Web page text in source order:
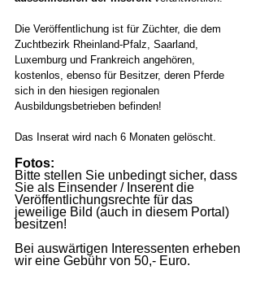
Die Veröffentlichung ist für Züchter, die dem
Zuchtbezirk Rheinland-Pfalz, Saarland,
Luxemburg und Frankreich angehören,
kostenlos, ebenso für Besitzer, deren Pferde
sich in den hiesigen regionalen
Ausbildungsbetrieben befinden!
Das Inserat wird nach 6 Monaten gelöscht.
Fotos:
Bitte stellen Sie unbedingt sicher, dass
Sie als Einsender / Inserent die
Veröffentlichungsrechte für das
jeweilige Bild (auch in diesem Portal)
besitzen!
Bei auswärtigen Interessenten erheben
wir eine Gebühr von 50,- Euro.​